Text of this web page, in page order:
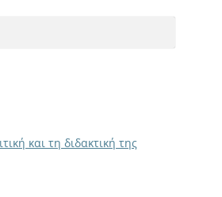
και τη διδακτική της